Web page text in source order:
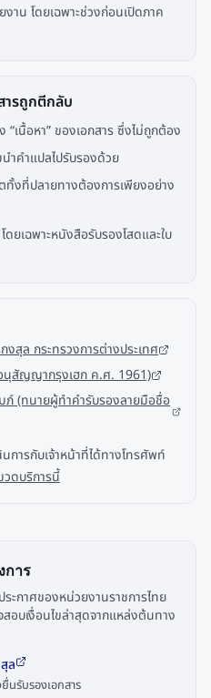
าน โดยเฉพาะช่วงก่อนเปิดภาค
ารถูกตีกลับ
“เนื้อหา” ของเอกสาร ซึ่งไม่ถูกต้อง
คำแปลไปรับรองด้วย
งที่ปลายทางต้องการเพียงอย่าง
ดยเฉพาะหนังสือรับรองโสดและใบ
ล กระทรวงการต่างประเทศ
สัญญากรุงเฮก ค.ศ. 1961)
ภ์ (ทนายผู้ทำคำรับรองลายมือชื่อ
นการกับเจ้าหน้าที่ได้ทางโทรศัพท์
วดบริการนี้
การ
ะกาศของหน่วยงานราชการไทย
อบเงื่อนไขล่าสุดจากแหล่งต้นทาง
ล
นรับรองเอกสาร